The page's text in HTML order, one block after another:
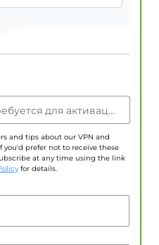
Электронная почта (требуется для активации учетной записи)
and tips about our VPN and
prefer not to receive these
at any time using the link
for details.